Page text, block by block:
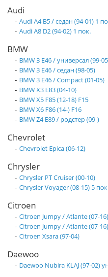
Audi
- Audi A4 B5 / седан (94-01) 1
- Audi A8 D2 (94-02) 1 пок.
BMW
- BMW 3 E46 / универсал (99-
- BMW 3 E46 / седан (98-05)
- BMW 3 E46 / Compact (01-05)
- BMW X3 E83 (04-10)
- BMW X5 F85 (12-18) F15
- BMW X6 F86 (14-) F16
- BMW Z4 E89 / родстер (09-)
Chevrolet
- Chevrolet Epica (06-12)
Chrysler
- Chrysler PT Cruiser (00-10)
- Chrysler Voyager (08-15) 5
Citroen
- Citroen Jumpy / Atlante (07-
- Citroen Jumpy / Atlante (07-
- Citroen Xsara (97-04)
Daewoo
- Daewoo Nubira KLAJ (97-02)